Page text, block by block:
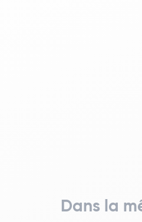
Dans la